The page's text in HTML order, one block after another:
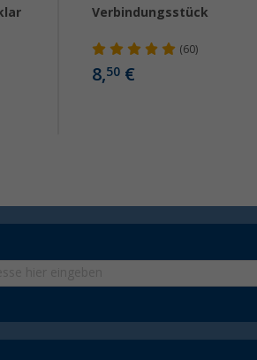
Verbindungsstück
(60)
8,50 €